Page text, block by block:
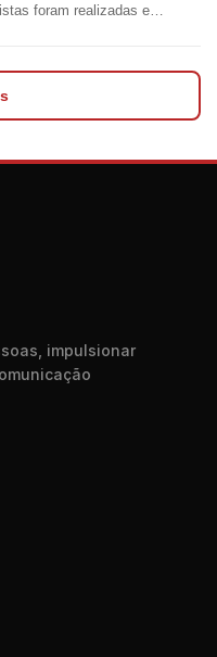
foram realizadas e
impulsionar